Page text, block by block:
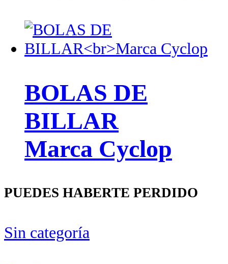
BOLAS DE
BILLAR
Marca Cyclop
PUEDES HABERTE PERDIDO
Sin categoría